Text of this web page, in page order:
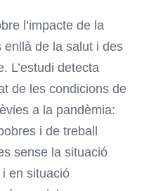
l’impacte de la
enllà de la salut i des
L’estudi detecta
de les condicions de
a la pandèmia:
i de treball
sense la situació
en situació